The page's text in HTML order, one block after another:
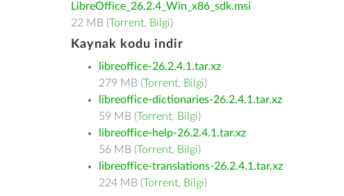
LibreOffice_26.2.4_Win_x86_sdk.msi
22 MB (Torrent, Bilgi)
Kaynak kodu indir
libreoffice-26.2.4.1.tar.xz
279 MB (Torrent, Bilgi)
libreoffice-dictionaries-26.2.4.1.tar.xz
59 MB (Torrent, Bilgi)
libreoffice-help-26.2.4.1.tar.xz
56 MB (Torrent, Bilgi)
libreoffice-translations-26.2.4.1.tar.xz
224 MB (Torrent, Bilgi)